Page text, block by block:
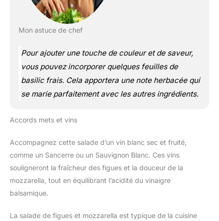
Mon astuce de chef
Pour ajouter une touche de couleur et de saveur,
vous pouvez incorporer quelques feuilles de
basilic frais. Cela apportera une note herbacée qui
se marie parfaitement avec les autres ingrédients.
Accords mets et vins
Accompagnez cette salade d’un vin blanc sec et fruité,
comme un Sancerre ou un Sauvignon Blanc. Ces vins
souligneront la fraîcheur des figues et la douceur de la
mozzarella, tout en équilibrant l’acidité du vinaigre
balsamique.
La salade de figues et mozzarella est typique de la cuisine